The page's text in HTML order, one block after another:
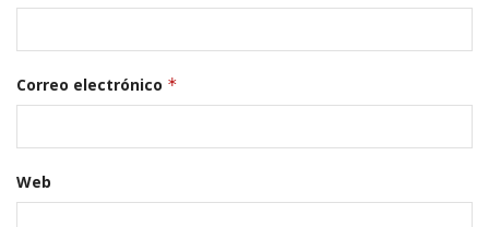
Correo electrónico *
Web